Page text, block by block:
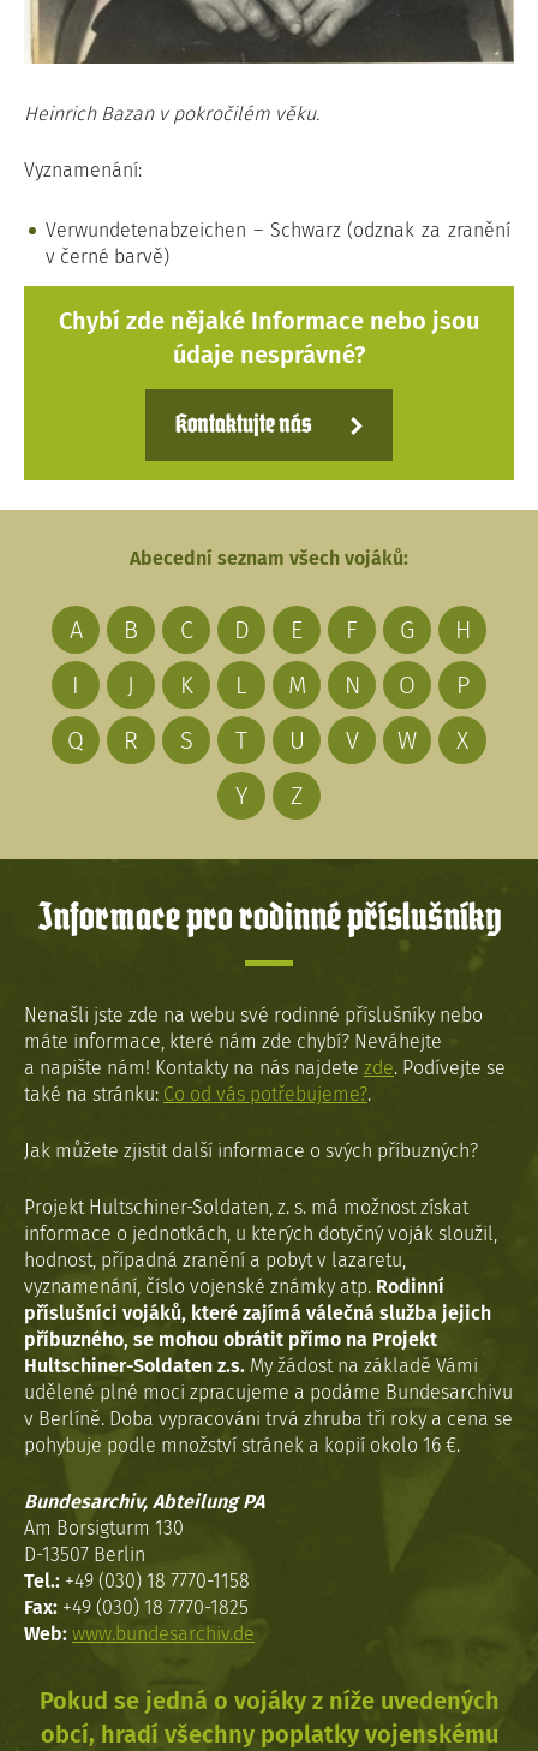
Heinrich Bazan v pokročilém věku.
Vyznamenání:
Verwundetenabzeichen – Schwarz (odznak za zranění
v černé barvě)
Chybí zde nějaké Informace nebo jsou
údaje nesprávné?
Kontaktujte nás
Abecední seznam všech vojáků:
A B C D E F G
H
I
J K L M N O
P
Q
R S T U V W
X
Y
Z
Informace pro rodinné příslušníky
Nenašli jste zde na webu své rodinné příslušníky nebo
máte informace, které nám zde chybí? Neváhejte
a napište nám! Kontakty na nás najdete zde. Podívejte se
také na stránku: Co od vás potřebujeme?.
Jak můžete zjistit další informace o svých příbuzných?
Projekt Hultschiner-Soldaten, z. s. má možnost získat
informace o jednotkách, u kterých dotyčný voják sloužil,
hodnost, případná zranění a pobyt v lazaretu,
vyznamenání, číslo vojenské známky atp. Rodinní
příslušníci vojáků, které zajímá válečná služba jejich
příbuzného, se mohou obrátit přímo na Projekt
Hultschiner-Soldaten z.s. My žádost na základě Vámi
udělené plné moci zpracujeme a podáme Bundesarchivu
v Berlíně. Doba vypracováni trvá zhruba tři roky a cena se
pohybuje podle množství stránek a kopií okolo 16 €.
Bundesarchiv, Abteilung PA
Am Borsigturm 130
D-13507 Berlin
Tel.: +49 (030) 18 7770-1158
Fax: +49 (030) 18 7770-1825
Web: www.bundesarchiv.de
Pokud se jedná o vojáky z níže uvedených
obcí, hradí všechny poplatky vojenskému